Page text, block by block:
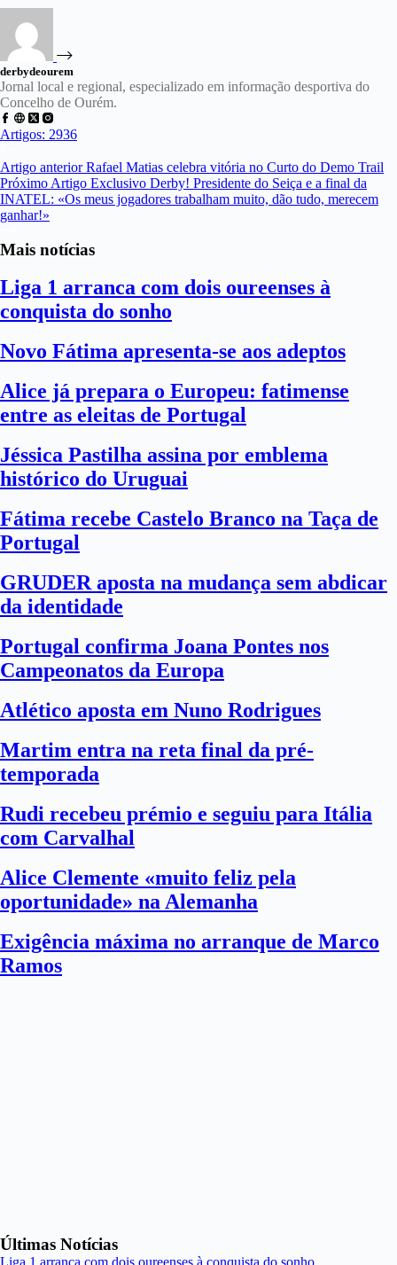
derbydeourem
Jornal local e regional, especializado em informação desportiva do
Concelho de Ourém.
Artigos: 2936
Artigo anteriorRafael Matias celebra vitória no Curto do Demo Trail
Próximo Artigo Exclusivo Derby! Presidente do Seiça e a final da
INATEL: «Os meus jogadores trabalham muito, dão tudo, merecem
ganhar!»
Mais notícias
Liga 1 arranca com dois oureenses à
conquista do sonho
Novo Fátima apresenta-se aos adeptos
Alice já prepara o Europeu: fatimense
entre as eleitas de Portugal
Jéssica Pastilha assina por emblema
histórico do Uruguai
Fátima recebe Castelo Branco na Taça de
Portugal
GRUDER aposta na mudança sem abdicar
da identidade
Portugal confirma Joana Pontes nos
Campeonatos da Europa
Atlético aposta em Nuno Rodrigues
Martim entra na reta final da pré-
temporada
Rudi recebeu prémio e seguiu para Itália
com Carvalhal
Alice Clemente «muito feliz pela
oportunidade» na Alemanha
Exigência máxima no arranque de Marco
Ramos
Últimas Notícias
Liga 1 arranca com dois oureenses à conquista do sonho